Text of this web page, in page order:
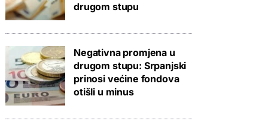
drugom stupu
Negativna promjena u
drugom stupu: Srpanjski
prinosi većine fondova
otišli u minus